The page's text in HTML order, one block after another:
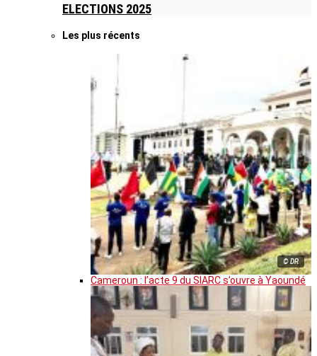
ELECTIONS 2025
Les plus récents
© DR
Cameroun : l’acte 9 du SIARC s’ouvre à Yaoundé